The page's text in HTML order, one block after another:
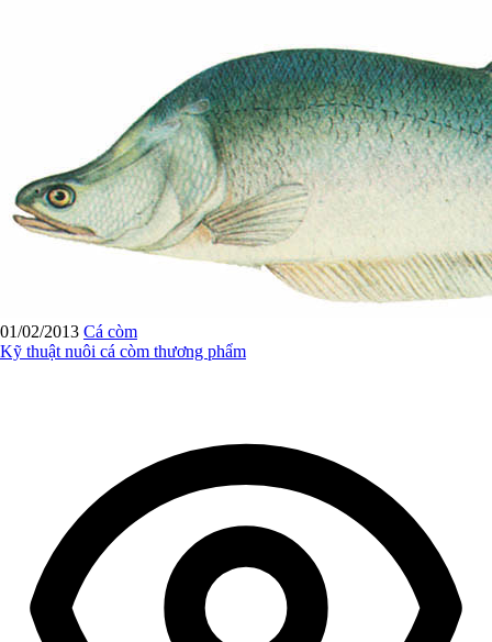
01/02/2013 Cá còm
Kỹ thuật nuôi cá còm thương phẩm